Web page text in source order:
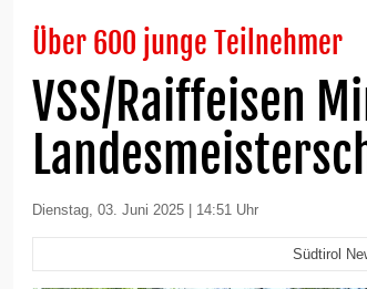
Über 600 junge Teilnehmer
VSS/Raiffeisen
Dienstag, 03. Juni 2025 | 14:51 Uhr
Südtirol